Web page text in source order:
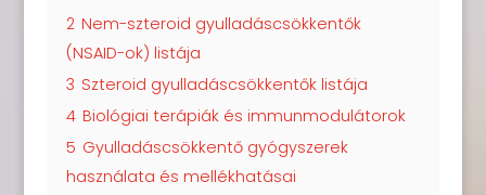
2 Nem-szteroid gyulladáscsökkentők
(NSAID-ok) listája
3 Szteroid gyulladáscsökkentők listája
4 Biológiai terápiák és immunmodulátorok
5 Gyulladáscsökkentő gyógyszerek
használata és mellékhatásai